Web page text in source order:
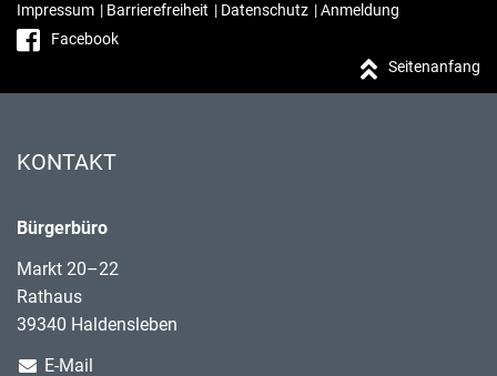
Impressum | Barrierefreiheit | Datenschutz |Anmeldung
Facebook
Seitenanfang
KONTAKT
Bürgerbüro
Markt 20–22
Rathaus
39340 Haldensleben
E-Mail